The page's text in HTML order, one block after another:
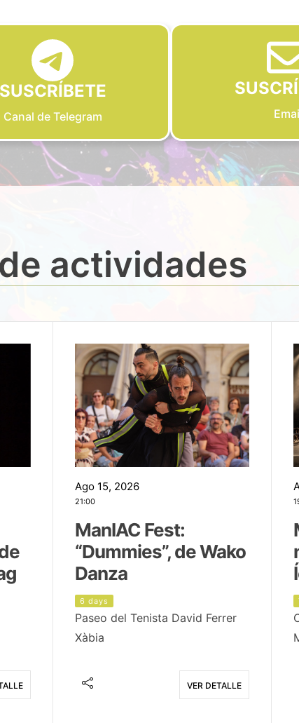
SUSCRÍBETE
Canal de Telegram
actividades
Ago 15, 2026
21:00
ManIAC Fest:
“Dummies”, de Wako
Danza
6 days
Paseo del Tenista David Ferrer
Xàbia
VER DETALLE